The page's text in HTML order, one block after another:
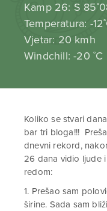
Kamp 26: S
Temperatura: -
Vjetar: 20 kmh
Windchill: -20 ˚C
Koliko se stvari
bar tri bloga!!!
dnevni rekord,
26 dana vidio ljude
redom:
1. Prešao sam
širine. Sada sam